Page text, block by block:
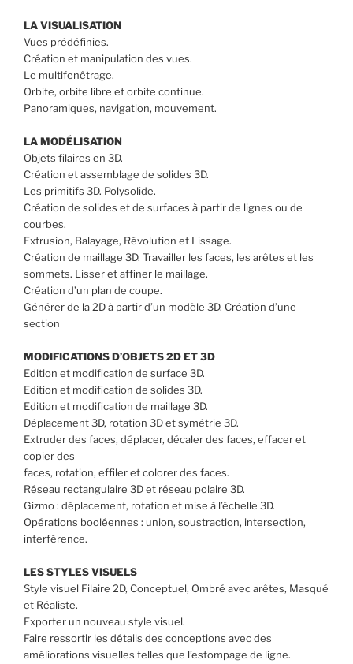
LA VISUALISATION
Vues prédéfinies.
Création et manipulation des vues.
Le multifenêtrage.
Orbite, orbite libre et orbite continue.
Panoramiques, navigation, mouvement.
LA MODÉLISATION
Objets filaires en 3D.
Création et assemblage de solides 3D.
Les primitifs 3D. Polysolide.
Création de solides et de surfaces à partir de lignes ou de
courbes.
Extrusion, Balayage, Révolution et Lissage.
Création de maillage 3D. Travailler les faces, les arêtes et les
sommets. Lisser et affiner le maillage.
Création d’un plan de coupe.
Générer de la 2D à partir d’un modèle 3D. Création d’une
section
MODIFICATIONS D’OBJETS 2D ET 3D
Edition et modification de surface 3D.
Edition et modification de solides 3D.
Edition et modification de maillage 3D.
Déplacement 3D, rotation 3D et symétrie 3D.
Extruder des faces, déplacer, décaler des faces, effacer et
copier des
faces, rotation, effiler et colorer des faces.
Réseau rectangulaire 3D et réseau polaire 3D.
Gizmo : déplacement, rotation et mise à l’échelle 3D.
Opérations booléennes : union, soustraction, intersection,
interférence.
LES STYLES VISUELS
Style visuel Filaire 2D, Conceptuel, Ombré avec arêtes, Masqué
et Réaliste.
Exporter un nouveau style visuel.
Faire ressortir les détails des conceptions avec des
améliorations visuelles telles que l’estompage de ligne.